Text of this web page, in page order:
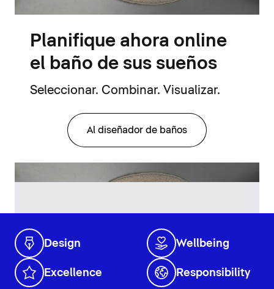
Planifique ahora online
el baño de sus sueños
Seleccionar. Combinar. Visualizar.
Al diseñador de baños
Design Wellbeing
Excellence Responsibility